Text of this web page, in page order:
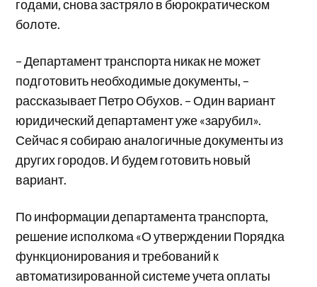
годами, снова застряло в бюрократическом
болоте.
– Департамент транспорта никак не может
подготовить необходимые документы, –
рассказывает Петро Обухов. – Один вариант
юридический департамент уже «зарубил».
Сейчас я собираю аналогичные документы из
других городов. И будем готовить новый
вариант.
По информации департамента транспорта,
решение исполкома «О утверждении Порядка
функционирования и требований к
автоматизированной системе учета оплаты